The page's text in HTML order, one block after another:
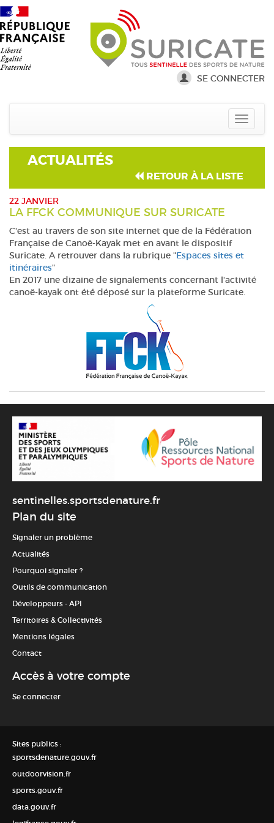
SE CONNECTER
ACTUALITÉS
RETOUR À LA LISTE
22 JANVIER
LA FFCK COMMUNIQUE SUR SURICATE
C'est au travers de son site internet que de la Fédération
Française de Canoë-Kayak met en avant le dispositif
Suricate. A retrouver dans la rubrique "Espaces sites et
itinéraires"
En 2017 une dizaine de signalements concernant l'activité
canoë-kayak ont été déposé sur la plateforme Suricate.
sentinelles.sportsdenature.fr
Plan du site
Signaler un problème
Actualités
Pourquoi signaler ?
Outils de communication
Développeurs - API
Territoires & Collectivités
Mentions légales
Contact
Accès à votre compte
Se connecter
Sites publics :
sportsdenature.gouv.fr
outdoorvision.fr
sports.gouv.fr
data.gouv.fr